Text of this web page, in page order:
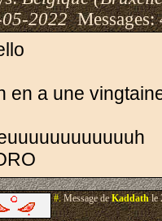
2022Messages:
en a une
#.Message deKaddathle